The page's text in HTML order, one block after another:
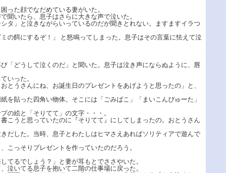
った顔でなだめている妻がいた。
聞いたら、息子はさらに大きな声で泣いた。
シタ」と泣きながらいっているのだが聞きとれない。ますますイラつ
の餌にするぞ！」 と怒鳴ってしまった。息子はその言葉に怯えて泣
「どうして泣くのだ」と聞いた。息子は泣き声にならぬように、唇
いった。
とうさんにね、お誕生日のプレゼントをあげようと思ったの」と、
を貼った四角い物体。そこには「ごみばこ」「まいこんぴゅーた」
の絵と「そりてて」の文字・・・。
書こうと思っていたのに『そりてて』にしてしまったの。おとうさん
だした。当時、息子とわたしはヒマさえあればソリティアで遊んで
こっそりプレゼントを作っていたのだろう。
てるでしょう？」と妻が耳もとでささやいた。
泣いてる息子を抱いて二階の仕事場に戻った。